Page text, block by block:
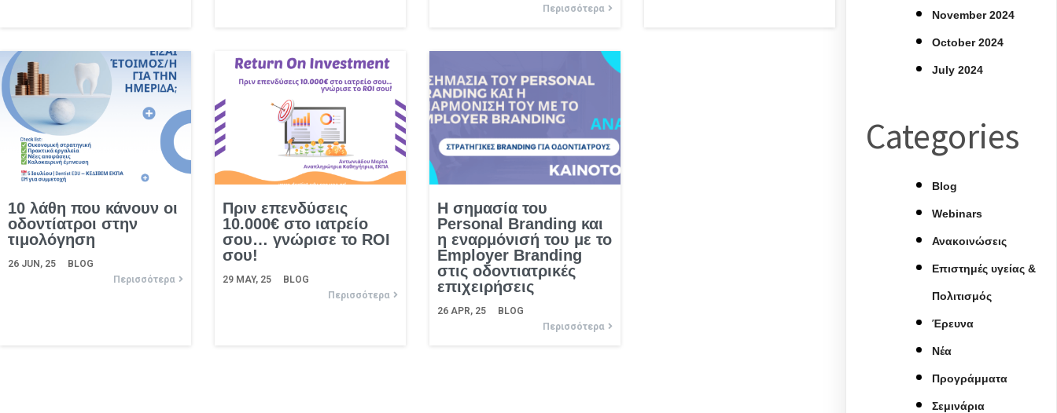
Περισσότερα
10 λάθη που κάνουν οι
οδοντίατροι στην
τιμολόγηση
26 JUN, 25
BLOG
Περισσότερα
Πριν επενδύσεις
10.000€ στο ιατρείο
σου… γνώρισε το ROI
σου!
29 MAY, 25
BLOG
Περισσότερα
Η σημασία του
Personal Branding και
η εναρμόνισή του με το
Employer Branding
στις οδοντιατρικές
επιχειρήσεις
26 APR, 25
BLOG
Περισσότερα
November 2024
October 2024
July 2024
Categories
Blog
Webinars
Ανακοινώσεις
Επιστημές υγείας &
Πολιτισμός
Έρευνα
Νέα
Προγράμματα
Σεμινάρια